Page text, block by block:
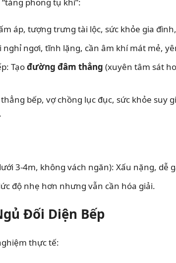
phong tụ khí”:
áp, tượng trưng tài lộc, sức khỏe gia
nghỉ ngơi, tĩnh lặng, cần âm khí mát mẻ,
Tạođường đâm thẳng (xuyên tâm sát
bếp, vợ chồng lục đục, sức khỏe
3-4m, không vách ngăn): Xấu nặng, dễ
độ nhẹ hơn nhưng vẫn cần hóa giải.
Đối Diện Bếp
thực tế: